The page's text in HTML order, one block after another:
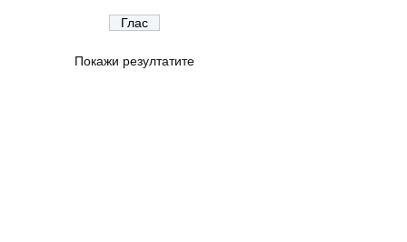
Покажи резултатите